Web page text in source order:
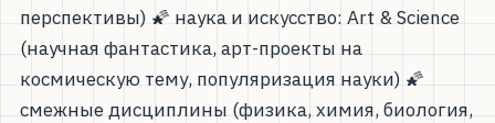
перспективы) 🌠 наука и искусство: Art & Science
(научная фантастика, арт-проекты на
космическую тему, популяризация науки) 🌠
смежные дисциплины (физика, химия, биология,